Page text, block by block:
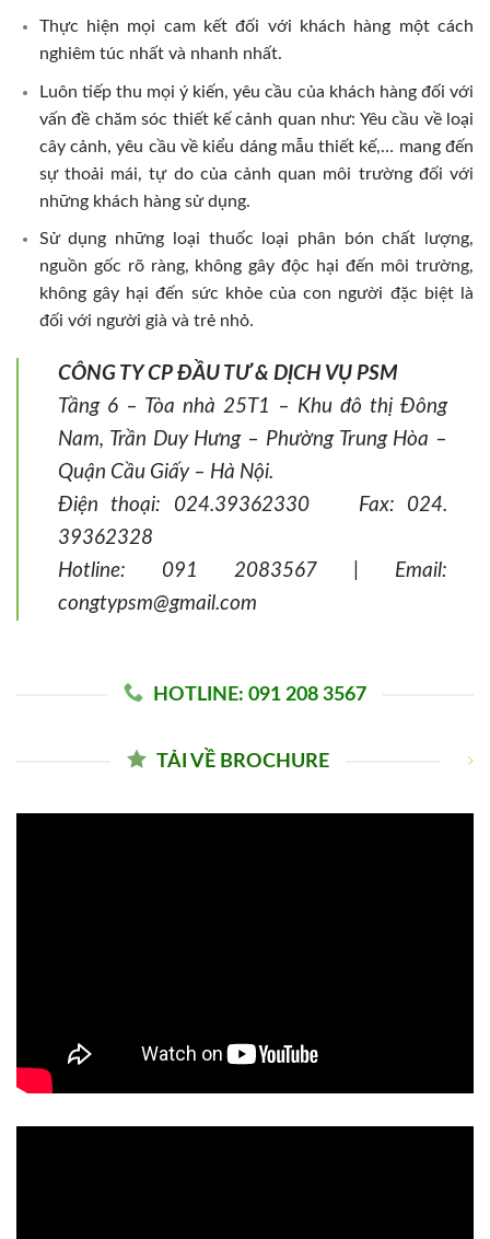
Thực hiện mọi cam kết đối với khách hàng một cách
nghiêm túc nhất và nhanh nhất.
Luôn tiếp thu mọi ý kiến, yêu cầu của khách hàng đối với
vấn đề chăm sóc thiết kế cảnh quan như: Yêu cầu về loại
cây cảnh, yêu cầu về kiểu dáng mẫu thiết kế,… mang đến
sự thoải mái, tự do của cảnh quan môi trường đối với
những khách hàng sử dụng.
Sử dụng những loại thuốc loại phân bón chất lượng,
nguồn gốc rõ ràng, không gây độc hại đến môi trường,
không gây hại đến sức khỏe của con người đặc biệt là
đối với người già và trẻ nhỏ.
CÔNG TY CP ĐẦU TƯ & DỊCH VỤ PSM
Tầng 6 – Tòa nhà 25T1 – Khu đô thị Đông
Nam, Trần Duy Hưng – Phường Trung Hòa –
Quận Cầu Giấy – Hà Nội.
Điện thoại: 024.39362330 Fax: 024.
39362328
Hotline: 091 2083567 | Email:
congtypsm@gmail.com
HOTLINE: 091 208 3567
TẢI VỀ BROCHURE